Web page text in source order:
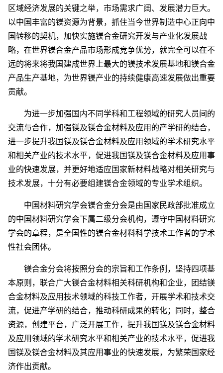
区域经济发展的关键之举，市场需求广阔、发展潜力巨大。
以中国丰富的镁资源为背景，抓住当今世界制造中心正向中
国转移的契机，加快实施镁合金研究开发与产业化发展战
略，在世界镁合金产品市场形成竞争优势，就完全可以在不
远的将来将我国建成世界上最大的镁技术发展基地和镁合金
产品生产基地，为世界镁产业的持续健康高速发展做出重要
贡献。
为进一步加强国内不同学科和工程领域的研究人员间的
交流与合作，加强镁及镁合金材料及应用的产学研的结合，
进一步提升我国镁及镁合金材料及应用领域的学术研究水平
和相关产业的技术水平，促进我国镁及镁合金材料及应用事
业的快速发展，并更好地适应国家新材料战略对相关研究与
技术发展，十分有必要组建镁合金领域的专业学术组织。
中国材料研究学会镁合金分会是由国家民政部批准成立
的中国材料研究学会下属二级分会机构，遵守中国材料研究
学会的章程，是全国性的镁合金材料科学技术工作者的学术
性社会团体。
镁合金分会将按照分会的宗旨和工作条例，坚持四项基
本原则，联合广大镁合金材料相关科研机构和企业，团结镁
合金材料及应用技术领域的科技工作者，开展学术和技术交
流，促进产学研的结合，推动科研成果的转化；同时，整合
资源，创建平台，广泛开展工作，提升我国镁及镁合金材料
及应用领域的学术研究水平和相关产业的技术水平，促进我
国镁及镁合金材料及其应用事业的快速发展，为繁荣国家经
济作出贡献。